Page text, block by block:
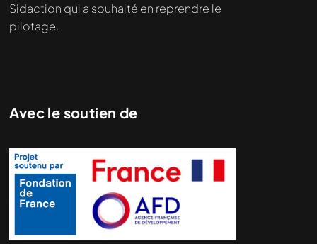
Sidaction qui a souhaité en reprendre le
pilotage.
Avec le soutien de